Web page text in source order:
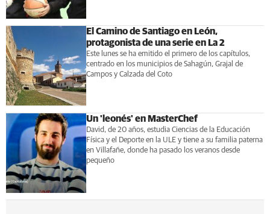
El Camino de Santiago en León,
protagonista de una serie en La 2
Este lunes se ha emitido el primero de los capítulos,
centrado en los municipios de Sahagún, Grajal de
Campos y Calzada del Coto
Un 'leonés' en MasterChef
David, de 20 años, estudia Ciencias de la Educación
Física y el Deporte en la ULE y tiene a su familia paterna
en Villafañe, donde ha pasado los veranos desde
pequeño